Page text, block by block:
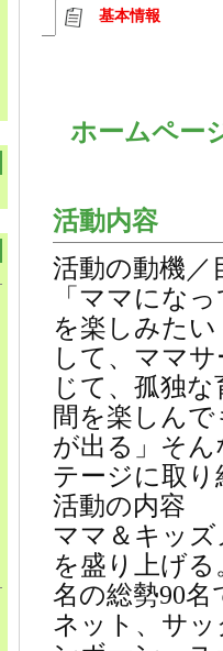
基本情報
ホームペ
活動内容
活動の動機／
「ママにな
を楽しみた
して、ママ
じて、孤独
間を楽しん
が出る」そ
テージに取
活動の内容
ママ＆キッ
を盛り上げる
名の総勢90
ネット、サ